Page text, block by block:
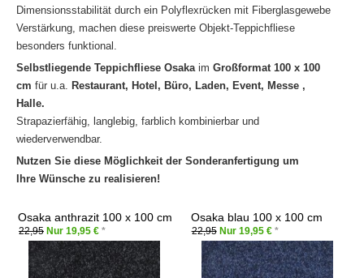
Dimensionsstabilität durch ein Polyflexrücken mit Fiberglasgewebe
Verstärkung, machen diese preiswerte Objekt-Teppichfliese
besonders funktional.
Selbstliegende Teppichfliese Osaka im Großformat 100 x 100
cm für u.a. Restaurant, Hotel, Büro, Laden, Event, Messe ,
Halle.
Strapazierfähig, langlebig, farblich kombinierbar und
wiederverwendbar.
Nutzen Sie diese Möglichkeit der Sonderanfertigung um
Ihre Wünsche zu realisieren!
Osaka anthrazit 100 x 100 cm
22,95 Nur 19,95 € *
Osaka blau 100 x 100 cm
22,95Nur 19,95 € *